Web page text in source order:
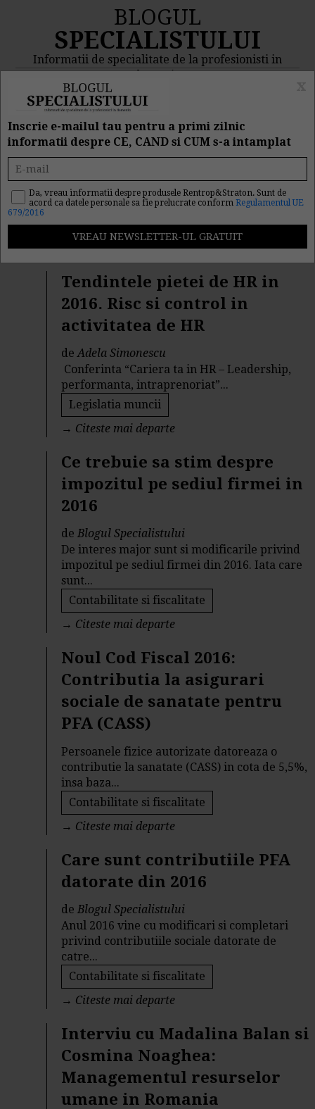
BLOGUL
SPECIALISTULUI
Informatii de specialitate de la profesionisti in
domeniu
MENIU
Rezultat cautare
"business"
Cautarea facuta dupa cuvantul/sirul de cuvinte
business" a returnat 277 articole.
Tendintele pietei de HR in
2016. Risc si control in
activitatea de HR
deAdela Simonescu
Conferinta “Cariera ta in HR – Leadership,
performanta, intraprenoriat”...
Legislatia muncii
→ Citeste mai departe
Ce trebuie sa stim despre
impozitul pe sediul firmei in
2016
deBlogul Specialistului
De interes major sunt si modificarile privind
impozitul pe sediul firmei din 2016. Iata care
sunt...
Contabilitate si fiscalitate
→ Citeste mai departe
Noul Cod Fiscal 2016:
Contributia la asigurari
sociale de sanatate pentru
PFA (CASS)
Persoanele fizice autorizate datoreaza o
contributie la sanatate (CASS) in cota de 5,5%,
insa baza...
Contabilitate si fiscalitate
→ Citeste mai departe
Care sunt contributiile PFA
datorate din 2016
deBlogul Specialistului
Anul 2016 vine cu modificari si completari
privind contributiile sociale datorate de
catre...
Contabilitate si fiscalitate
→ Citeste mai departe
Interviu cu Madalina Balan si
Cosmina Noaghea:
Managementul resurselor
umane in Romania
Inscrie e-mailul tau pentru a primi zilnic
informatii despre CE, CAND si CUM s-a intamplat
Da, vreau informatii despre produsele Rentrop&Straton. Sunt de
acord ca datele personale sa fie prelucrate conform Regulamentul UE
679/2016